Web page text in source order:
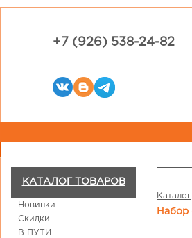
+7 (926) 538-24-82
КАТАЛОГ ТОВАРОВ
Новинки
Скидки
В ПУТИ
Каталог